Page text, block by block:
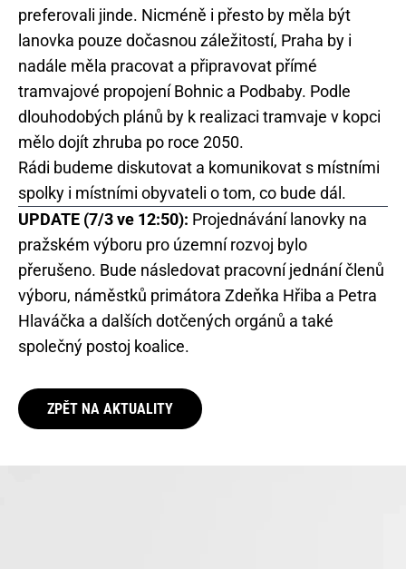
preferovali jinde. Nicméně i přesto by měla být
lanovka pouze dočasnou záležitostí, Praha by i
nadále měla pracovat a připravovat přímé
tramvajové propojení Bohnic a Podbaby. Podle
dlouhodobých plánů by k realizaci tramvaje v kopci
mělo dojít zhruba po roce 2050.
Rádi budeme diskutovat a komunikovat s místními
spolky i místními obyvateli o tom, co bude dál.
UPDATE (7/3 ve 12:50): Projednávání lanovky na
pražském výboru pro územní rozvoj bylo
přerušeno. Bude následovat pracovní jednání členů
výboru, náměstků primátora Zdeňka Hřiba a Petra
Hlaváčka a dalších dotčených orgánů a také
společný postoj koalice.
ZPĚT NA AKTUALITY